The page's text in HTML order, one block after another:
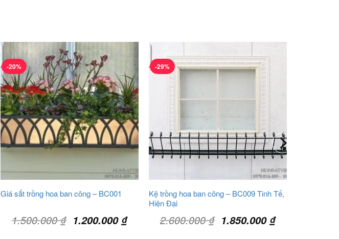
-20%
Giá sắt trồng hoa ban công – BC001
1.500.000₫ Giá
1.200.000₫Giá
-29%
Kệ trồng hoa ban công – BC009 Tinh Tế,
Hiện Đại
2.600.000₫ Giá
1.850.000₫Giá